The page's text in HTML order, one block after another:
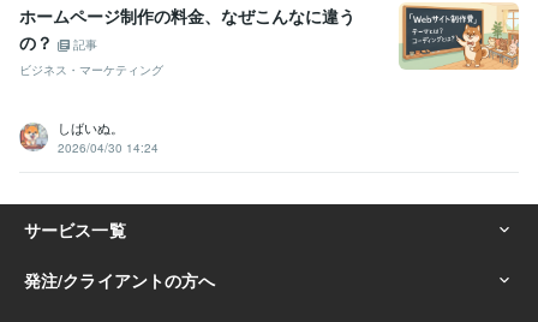
ホームページ制作の料金、なぜこんなに違う
の？
記事
ビジネス・マーケティング
しばいぬ。
2026/04/30 14:24